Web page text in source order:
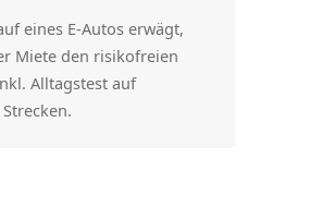
eines E-Autos erwägt,
Miete den risikofreien
Alltagstest auf